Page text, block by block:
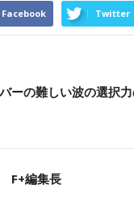
Facebook Twitter
ーの難しい波の選択
F+編集長